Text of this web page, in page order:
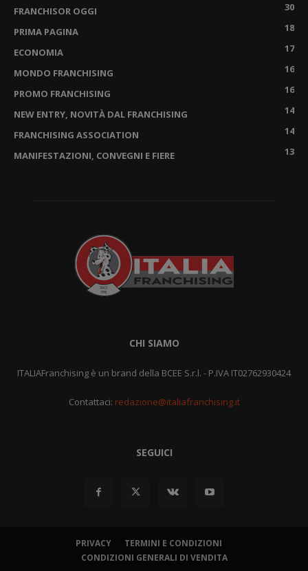
FRANCHISOR OGGI
30
PRIMA PAGINA
18
ECONOMIA
17
MONDO FRANCHISING
16
PROMO FRANCHISING
16
NEW ENTRY, NOVITÀ DAL FRANCHISING
14
FRANCHISING ASSOCIATION
14
MANIFESTAZIONI, CONVEGNI E FIERE
13
CHI SIAMO
ITALIAFranchising è un brand della BCEE S.r.l. - P.IVA IT02762930424
Contattaci: redazione@italiafranchising.it
SEGUICI
PRIVACY
TERMINI E CONDIZIONI
CONDIZIONI GENERALI DI VENDITA